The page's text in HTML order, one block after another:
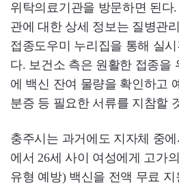
위탁의료기관을 방문하면 된다.
관에 대한 상세 정보는 질병관
접종도우미 누리집을 통해 실
다. 보건소 측은 원활한 접종을
에 백신 잔여 물량을 확인하고
분증 등 필요한 서류를 지참할
충주시는 과거에도 지자체 중에
에서 26세 사이 여성에게 고가
유형 예방) 백신을 전액 무료